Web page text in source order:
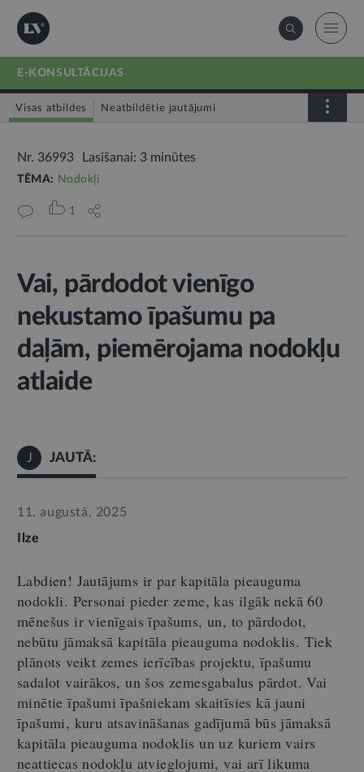
E-KONSULTĀCIJAS
Visas atbildes Neatbildētie jautājumi
Nr. 36993 Lasīšanai: 3 minūtes
TĒMA: Nodokļi
1
Vai, pārdodot vienīgo
nekustamo īpašumu pa
daļām, piemērojama nodokļu
atlaide
J JAUTĀ:
11. augustā, 2025
Ilze
Labdien! Jautājums ir par kapitāla pieauguma
nodokli. Personai pieder zeme, kas ilgāk nekā 60
mēnešus ir vienīgais īpašums, un, to pārdodot,
nebūtu jāmaksā kapitāla pieauguma nodoklis. Tiek
plānots veikt zemes ierīcības projektu, īpašumu
sadalot vairākos, un šos zemesgabalus pārdot. Vai
minētie īpašumiīpašniekam skaitīsies kā jauni
īpašumi, kuru atsavināšanas gadījumā būs jāmaksā
kapitāla pieauguma nodoklis un uz kuriem vairs
neattiecas nodokļu atvieglojumi, vai arīlikuma